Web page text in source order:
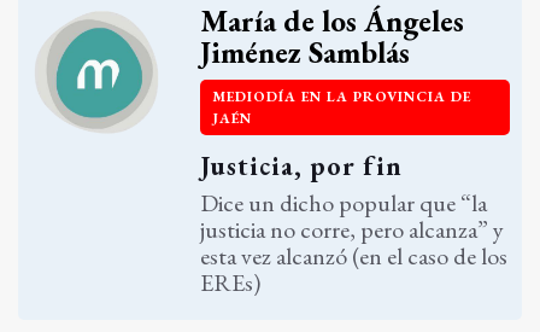
María de los Ángeles
Jiménez Samblás
MEDIODÍA EN LA PROVINCIA DE
JAÉN
Justicia, por fin
Dice un dicho popular que “la
justicia no corre, pero alcanza” y
esta vez alcanzó (en el caso de los
EREs)